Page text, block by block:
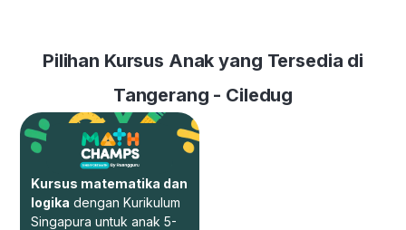
Pilihan Kursus Anak yang Tersedia di
Tangerang - Ciledug
Kursus matematika dan
logika dengan Kurikulum
Singapura untuk anak 5-